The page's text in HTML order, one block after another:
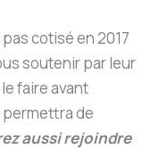
cotisé en 2017
soutenir par leur
faire avant
permettra de
aussi rejoindre